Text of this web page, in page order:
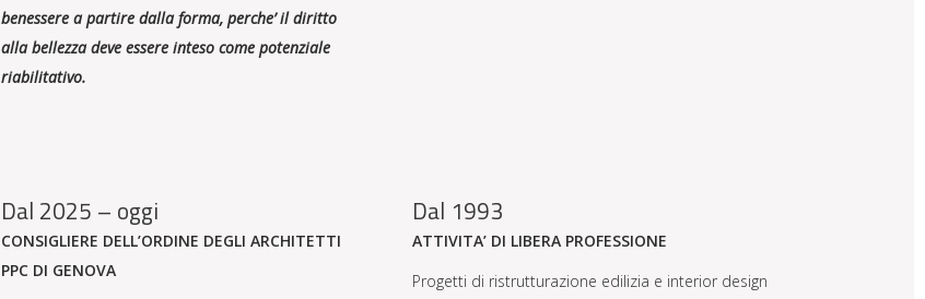
benessere a partire dalla forma, perche’ il diritto
alla bellezza deve essere inteso come potenziale
riabilitativo.
Dal 2025 – oggi
CONSIGLIERE DELL’ORDINE DEGLI ARCHITETTI
PPC DI GENOVA
Dal 1993
ATTIVITA’ DI LIBERA PROFESSIONE
Progetti di ristrutturazione edilizia e interior design